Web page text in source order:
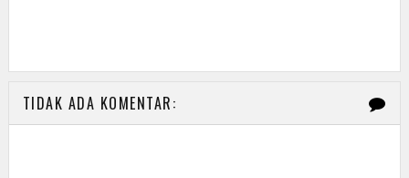
TIDAK ADA KOMENTAR: